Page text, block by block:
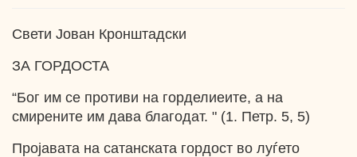
Свети Јован Кронштадски
ЗА ГОРДОСТА
“Бог им се противи на горделиеите, а на
смирените им дава благодат. " (1. Петр. 5, 5)
Пројавата на сатанската гордост во луѓето